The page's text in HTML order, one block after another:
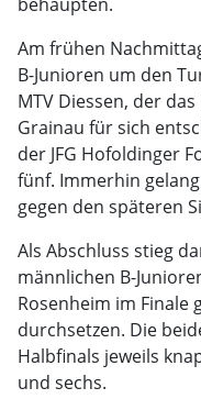
Am frühen
B-Junioren um den
MTV Diessen, der
Grainau für sich
der JFG Hofoldinger
fünf. Immerhin
gegen den späteren
Als Abschluss stieg
männlichen B-
Rosenheim im Finale
durchsetzen. Die
Halbfinals jeweils
und sechs.